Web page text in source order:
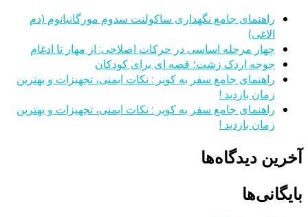
راهنمای جامع نگهداری ساکولنت سدوم مورگانیانوم (دم
الاغی)
چهار مرحله اساسی در حرکات اصلاحی: از مهار تا ادغام
جوجه اردک زشت؛ قصه ای برای کودکان
راهنمای جامع سفر به کویر : نکات ایمنی، تجهیزات و بهترین
زمان بازدید !
راهنمای جامع سفر به کویر : نکات ایمنی، تجهیزات و بهترین
زمان بازدید !
آخرین دیدگاه‌ها
بایگانی‌ها